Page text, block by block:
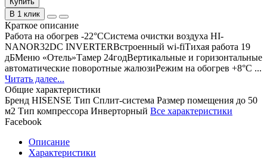
В 1 клик
Краткое описание
Работа на обогрев -22°CСистема очистки воздуха HI-
NANOR32DC INVERTERВстроенный wi-fiТихая работа 19
дБМеню «Отель»Тамер 24годВертикальные и горизонтальные
автоматические поворотные жалюзиРежим на обогрев +8°C ...
Читать далее...
Общие характеристики
Бренд HISENSE Тип Сплит-система Размер помещения до 50
м2 Тип компрессора Инверторный Все характеристики
Facebook
Описание
Характеристики